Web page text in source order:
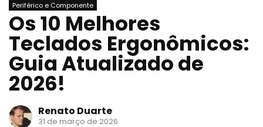
Periférico e Componente
Os 10 Melhores
Teclados Ergonômicos:
Guia Atualizado de
2026!
Renato Duarte
31 de março de 2026